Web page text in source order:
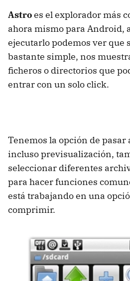
Astroes el explorador más
ahora mismo para Android,
ejecutarlo podemos ver que
bastante simple, nos
ficheros o directorios que
entrar con un solo click.
Tenemos la opción de pasar
incluso previsualización,
seleccionar diferentes
para hacer funciones
está trabajando en una
comprimir.